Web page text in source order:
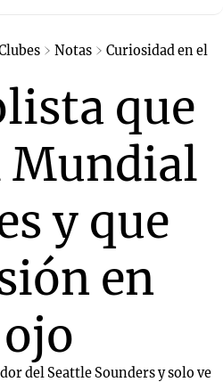
Notas
Curiosidad en el
que
Mundial
y que
en
del Seattle Sounders y solo ve